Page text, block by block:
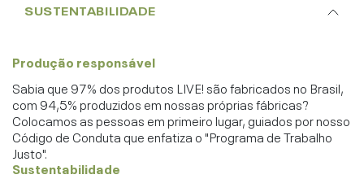
SUSTENTABILIDADE
Produção responsável
Sabia que 97% dos produtos LIVE! são fabricados no Brasil,
com 94,5% produzidos em nossas próprias fábricas?
Colocamos as pessoas em primeiro lugar, guiados por nosso
Código de Conduta que enfatiza o "Programa de Trabalho
Justo".
Sustentabilidade